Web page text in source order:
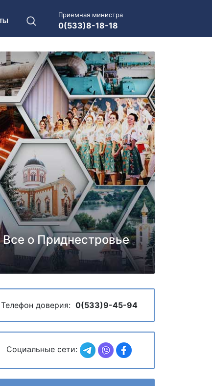
Приемная министра
0(533)8-18-18
Все о Приднестровье
Телефон доверия: 0(533)9-45-94
Социальные сети: